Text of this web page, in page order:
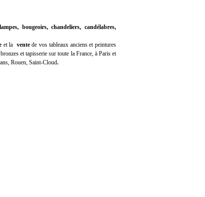
bougeoirs, chandeliers, candélabres,
et la vente de vos tableaux anciens et peintures
et tapisserie sur toute la France, à Paris et
Rouen, Saint-Cloud.